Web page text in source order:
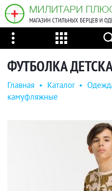
МИЛИТАРИ
МАГАЗИН СТИЛЬНЫХ БЕРЦЕВ И
ФУТБОЛКА
Главная • Каталог •
камуфляжные